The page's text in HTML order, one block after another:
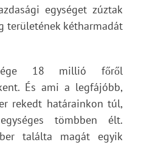
egységet zúztak
területének kétharmadát
18 millió főről
És ami a legfájóbb,
rekedt határainkon túl,
tömbben élt.
találta magát egyik